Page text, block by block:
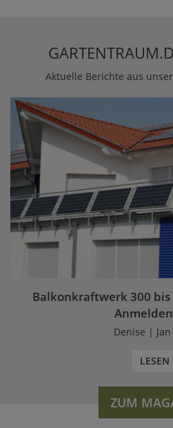
Aktuelle Berichte aus
Balkonkraftwerk 300 bis
Denise |
LESEN
ZUM